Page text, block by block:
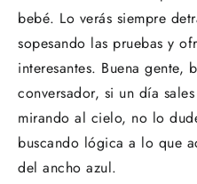
bebé. Lo verás siempre
sopesando las pruebas y
interesantes. Buena gente,
conversador, si un día
mirando al cielo, no lo
buscando lógica a lo que
del ancho azul.